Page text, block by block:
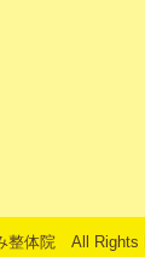
整体院 All Rights